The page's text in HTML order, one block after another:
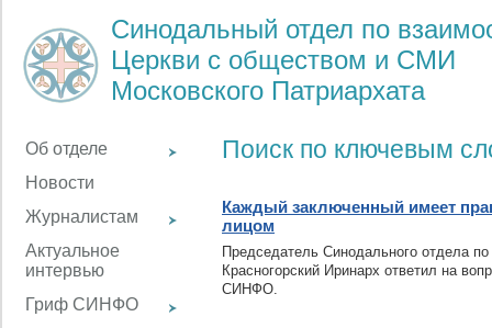
Синодальный отдел по
Церкви с обществом и СМИ
Московского Патриархата
Об отделе
Новости
Журналистам
Актуальное
интервью
Гриф СИНФО
Поиск по ключевым
Каждый заключенный имеет
лицом
Председатель Синодального отдела
Красногорский Иринарх ответил на
СИНФО.